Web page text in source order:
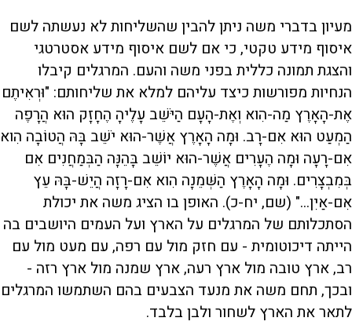
מעיון בדברי משה ניתן להבין שהשליחות לא נעשתה לשם
איסוף מידע טקטי, כי אם לשם איסוף מידע אסטרטגי
והצגת תמונה כללית בפני משה והעם. המרגלים קיבלו
הנחיות מפורשות כיצד עליהם למלא את שליחותם: "וּרְאִיתֶם
אֶת-הָאָרֶץ מַה-הִוא וְאֶת-הָעָם הַיֹּשֵׁב עָלֶיהָ הֶחָזָק הוּא הֲרָפֶה
הַמְעַט הוּא אִם-רָב. וּמָה הָאָרֶץ אֲשֶׁר-הוּא יֹשֵׁב בָּהּ הֲטוֹבָה הִוא
אִם-רָעָה וּמָה הֶעָרִים אֲשֶׁר-הוּא יוֹשֵׁב בָּהֵנָּה הַבְּמַחֲנִים אִם
בְּמִבְצָרִים. וּמָה הָאָרֶץ הַשְּׁמֵנָה הִוא אִם-רָזָה הֲיֵשׁ-בָּהּ עֵץ
אִם-אַיִן..." (שם, יח-כ). האופן בו הציג משה את יכולת
הסתכלותם של המרגלים על הארץ ועל העמים היושבים בה
הייתה דיכוטומית - עם חזק מול עם רפה, עם מעט מול עם
רב, ארץ טובה מול ארץ רעה, ארץ שמנה מול ארץ רזה -
ובכך, תחם משה את מנעד הצבעים בהם השתמשו המרגלים
לתאר את הארץ לשחור ולבן בלבד.